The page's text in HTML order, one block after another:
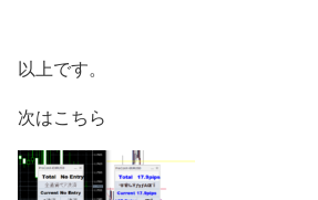
以上です。
次はこちら